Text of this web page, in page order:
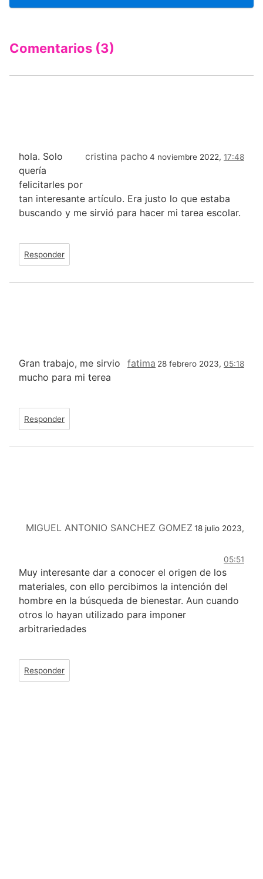
Comentarios (3)
cristina pacho 4 noviembre 2022, 17:48
hola. Solo
quería
felicitarles por
tan interesante artículo. Era justo lo que estaba
buscando y me sirvió para hacer mi tarea escolar.
Responder
fatima 28 febrero 2023, 05:18
Gran trabajo, me sirvio
mucho para mi terea
Responder
MIGUEL ANTONIO SANCHEZ GOMEZ 18 julio 2023,
05:51
Muy interesante dar a conocer el origen de los
materiales, con ello percibimos la intención del
hombre en la búsqueda de bienestar. Aun cuando
otros lo hayan utilizado para imponer
arbitrariedades
Responder